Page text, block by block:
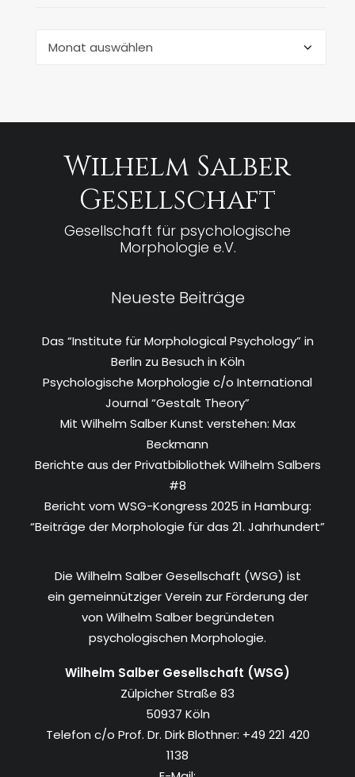
Wilhelm Salber
Gesellschaft
Gesellschaft für psychologische
Morphologie e.V.
Neueste Beiträge
Das “Institute für Morphological Psychology” in
Berlin zu Besuch in Köln
Psychologische Morphologie c/o International
Journal “Gestalt Theory”
Mit Wilhelm Salber Kunst verstehen: Max
Beckmann
Berichte aus der Privatbibliothek Wilhelm Salbers
#8
Bericht vom WSG-Kongress 2025 in Hamburg:
“Beiträge der Morphologie für das 21. Jahrhundert”
Die Wilhelm Salber Gesellschaft (WSG) ist
ein gemeinnütziger Verein zur Förderung der
von Wilhelm Salber begründeten
psychologischen Morphologie.
Wilhelm Salber Gesellschaft (WSG)
Zülpicher Straße 83
50937 Köln
Telefon c/o Prof. Dr. Dirk Blothner: +49 221 420
1138